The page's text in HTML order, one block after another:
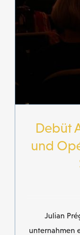
Debüt
und
Julian
unternahmen